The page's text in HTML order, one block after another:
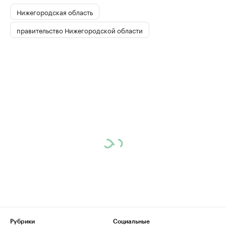
Нижегородская область
правительство Нижегородской области
Рубрики
Социальные